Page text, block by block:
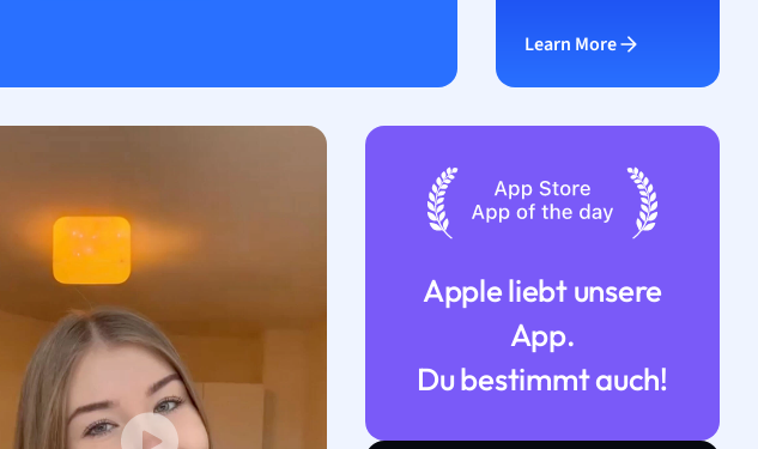
Learn More
Apple liebt unsere
App.
Du bestimmt auch!